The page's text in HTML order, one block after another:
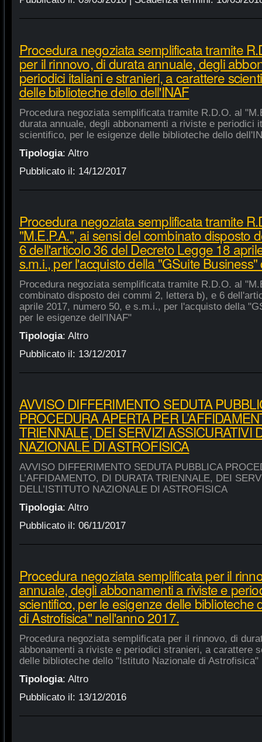
Procedura negoziata semplificata tramite
per il rinnovo, di durata annuale, degli
periodici italiani e stranieri, a carattere
delle biblioteche dello dell'INAF
Procedura negoziata semplificata tramite R.D.O. al
durata annuale, degli abbonamenti a riviste e periodici
scientifico, per le esigenze delle biblioteche dello
Tipologia: Altro
Pubblicato il: 14/12/2017
Procedura negoziata semplificata tramite
"M.E.P.A.", ai sensi del combinato disposto
6 dell'articolo 36 del Decreto Legge 18
s.m.i., per l'acquisto della "GSuite
Procedura negoziata semplificata tramite R.D.O. al
combinato disposto dei commi 2, lettera b), e 6
aprile 2017, numero 50, e s.m.i., per l'acquisto della
per le esigenze dell'INAF"
Tipologia: Altro
Pubblicato il: 13/12/2017
AVVISO DIFFERIMENTO SEDUTA
PROCEDURA APERTA PER
TRIENNALE, DEI SERVIZI ASSICURATIVI
NAZIONALE DI ASTROFISICA
AVVISO DIFFERIMENTO SEDUTA PUBBLICA
L’AFFIDAMENTO, DI DURATA TRIENNALE, DEI
DELL’ISTITUTO NAZIONALE DI ASTROFISICA
Tipologia: Altro
Pubblicato il: 06/11/2017
Procedura negoziata semplificata per il
annuale, degli abbonamenti a riviste e
scientifico, per le esigenze delle biblioteche
di Astrofisica" nell'anno 2017.
Procedura negoziata semplificata per il rinnovo, di
abbonamenti a riviste e periodici stranieri, a carattere
delle biblioteche dello "Istituto Nazionale di Astrofisica"
Tipologia: Altro
Pubblicato il: 13/12/2016